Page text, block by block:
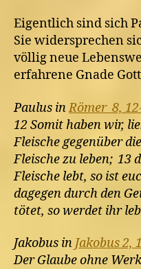
Eigentlich sind sich
Sie widersprechen
völlig neue
erfahrene Gnade
Paulus inRömer 8,
12 Somit haben wir,
Fleische gegenüber
Fleische zu leben; 13
Fleische lebt, so ist
dagegen durch den
tötet, so werdet ihr
Jakobus in Jakobus 2,
Der Glaube ohne